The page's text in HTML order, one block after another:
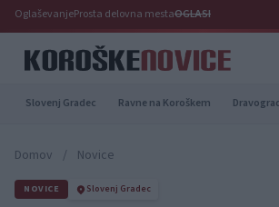
OglaševanjeProsta delovna mestaOGLASI
Slovenj Gradec Ravne na Koroškem
Domov / Novice
NOVICE Slovenj Gradec